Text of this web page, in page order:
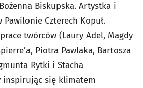
Biskupska. Artystka i
Pawilonie Czterech Kopuł.
twórców (Laury Adel, Magdy
Piotra Pawlaka, Bartosza
Rytki i Stacha
inspirując się klimatem